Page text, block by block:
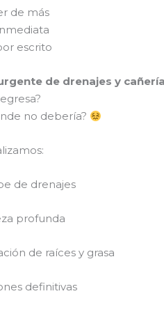
de más
escrito
de drenajes y
no debería?
de drenajes
profunda
de raíces y grasa
definitivas